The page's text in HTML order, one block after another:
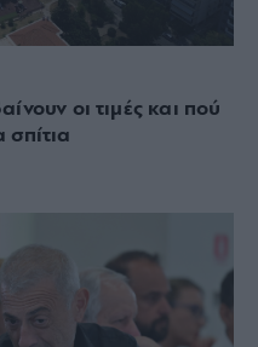
οι τιμές και πού